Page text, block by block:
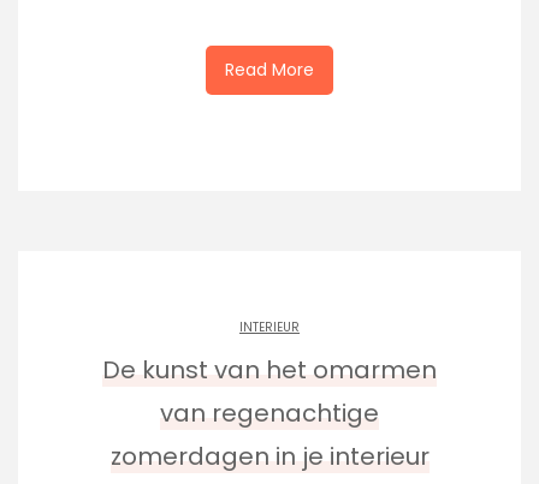
Read More
INTERIEUR
De kunst van het omarmen
van regenachtige
zomerdagen in je interieur